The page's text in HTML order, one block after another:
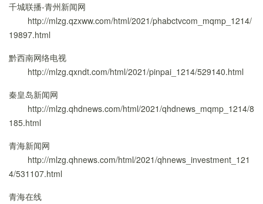
千城联播-青州新闻网
http://mlzg.qzxww.com/html/2021/phabctvcom_mqmp_1214/
19897.html
黔西南网络电视
http://mlzg.qxndt.com/html/2021/pinpai_1214/529140.html
秦皇岛新闻网
http://mlzg.qhdnews.com/html/2021/qhdnews_mqmp_1214/8
185.html
青海新闻网
http://mlzg.qhnews.com/html/2021/qhnews_investment_121
4/531107.html
青海在线